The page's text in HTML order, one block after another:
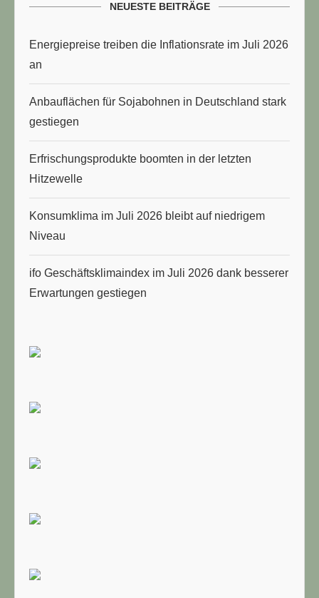
NEUESTE BEITRÄGE
Energiepreise treiben die Inflationsrate im Juli 2026
an
Anbauflächen für Sojabohnen in Deutschland stark
gestiegen
Erfrischungsprodukte boomten in der letzten
Hitzewelle
Konsumklima im Juli 2026 bleibt auf niedrigem
Niveau
ifo Geschäftsklimaindex im Juli 2026 dank besserer
Erwartungen gestiegen